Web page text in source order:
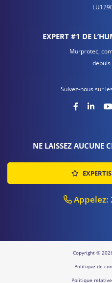
EXPERT #1 DE
Murprotec,
depuis
Suivez-nous sur
NE LAISSEZ AUCUNE
Appelez:
Copyright ©
Politique de
Politique